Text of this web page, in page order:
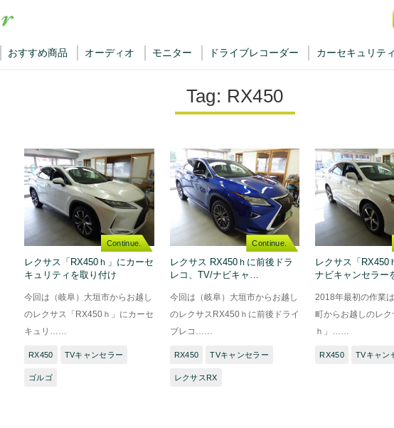
おすすめ商品 オーディオ モニター ドライブレコーダー カーセキュリテ
Tag: RX450
Continue.
レクサス「RX450ｈ」にカーセ
キュリティを取り付け
今回は（岐阜）大垣市からお越し
のレクサス「RX450ｈ」にカーセ
キュリ……
RX450 TVキャンセラー
ゴルゴ
Continue.
レクサス RX450ｈに前後ドラ
レコ、TV/ナビキャ…
今回は（岐阜）大垣市からお越し
のレクサスRX450ｈに前後ドライ
ブレコ……
RX450 TVキャンセラー
レクサスRX
レクサス「RX450
ナビキャンセラ
2018年最初の作業
町からお越しのレ
ｈ」……
RX450 TVキャン